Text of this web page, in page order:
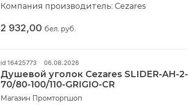
Компания производитель: Cezares
2 932,00 бел. руб.
id 16425773 06.08.2026
Душевой уголок Cezares SLIDER-AH-2-
70/80-100/110-GRIGIO-CR
Магазин Промторгшоп